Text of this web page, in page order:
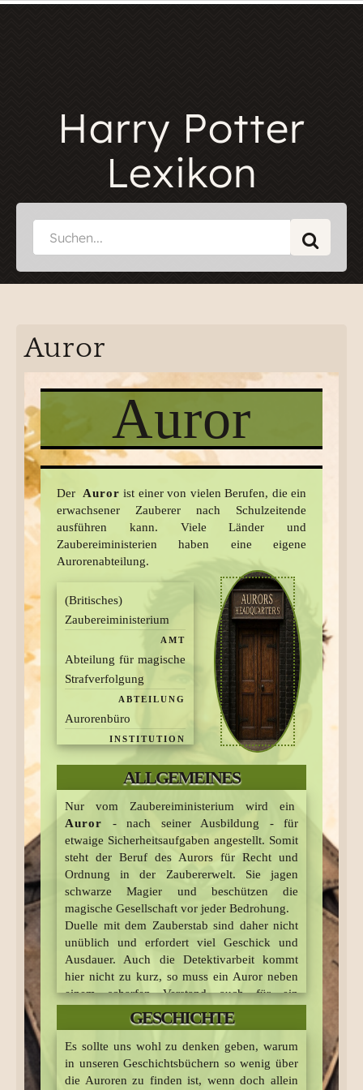
Harry Potter
Lexikon
Auror
Auror
Der Auror ist einer von vielen Berufen, die ein
erwachsener Zauberer nach Schulzeitende
ausführen kann. Viele Länder und
Zaubereiministerien haben eine eigene
Aurorenabteilung.
(Britisches)
Zaubereiministerium
AMT
Abteilung für magische
Strafverfolgung
ABTEILUNG
Aurorenbüro
INSTITUTION
Aurorenzentrale
ca. 1733 bis 1747
GRÜNDUNG IN
GROSSBRITANNIEN
Zaubereiminister
Eldritch Diggory
ALLGEMEINES
Nur vom Zaubereiministerium wird ein
Auror - nach seiner Ausbildung - für
etwaige Sicherheitsaufgaben angestellt. Somit
steht der Beruf des Aurors für Recht und
Ordnung in der Zaubererwelt. Sie jagen
schwarze Magier und beschützen die
magische Gesellschaft vor jeder Bedrohung.
Duelle mit dem Zauberstab sind daher nicht
unüblich und erfordert viel Geschick und
Ausdauer. Auch die Detektivarbeit kommt
hier nicht zu kurz, so muss ein Auror neben
einem scharfen Verstand auch für ein
gewisses Maß an Feingefühl für seine
Klienten/Zeugen usw. haben.
Im Zaubereiministerium haben sie ihren Sitz
in der Abteilung für Strafverfolgung. Anders
GESCHICHTE
Es sollte uns wohl zu denken geben, warum
in unseren Geschichtsbüchern so wenig über
die Auroren zu finden ist, wenn doch allein